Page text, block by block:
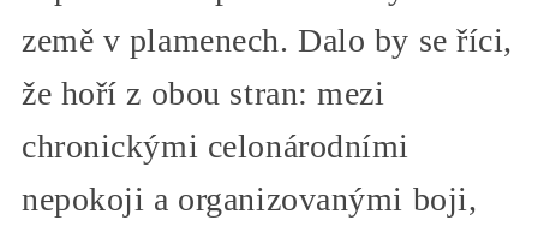
země v plamenech. Dalo by se říci,
že hoří z obou stran: mezi
chronickými celonárodními
nepokoji a organizovanými boji,